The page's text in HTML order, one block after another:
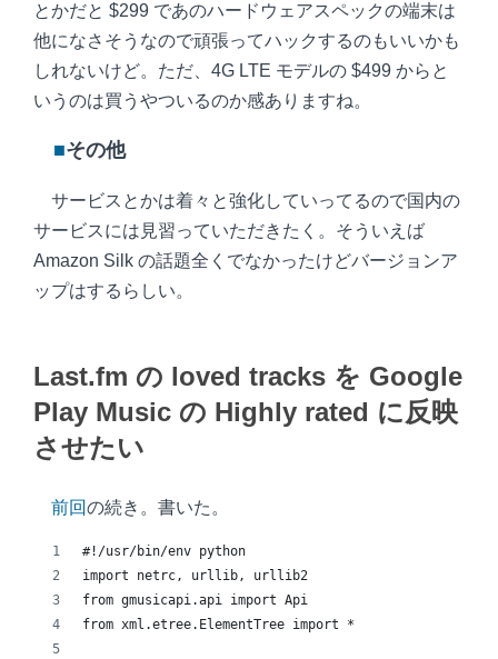
とかだと $299 であのハードウェアスペックの端末は
他になさそうなので頑張ってハックするのもいいかも
しれないけど。ただ、4G LTE モデルの $499 からと
いうのは買うやついるのか感ありますね。
■その他
サービスとかは着々と強化していってるので国内の
サービスには見習っていただきたく。そういえば
Amazon Silk の話題全くでなかったけどバージョンア
ップはするらしい。
Last.fm の loved tracks を Google
Play Music の Highly rated に反映
させたい
前回の続き。書いた。
#!/usr/bin/env python
import netrc, urllib, urllib2
from gmusicapi.api import Api
from xml.etree.ElementTree import *